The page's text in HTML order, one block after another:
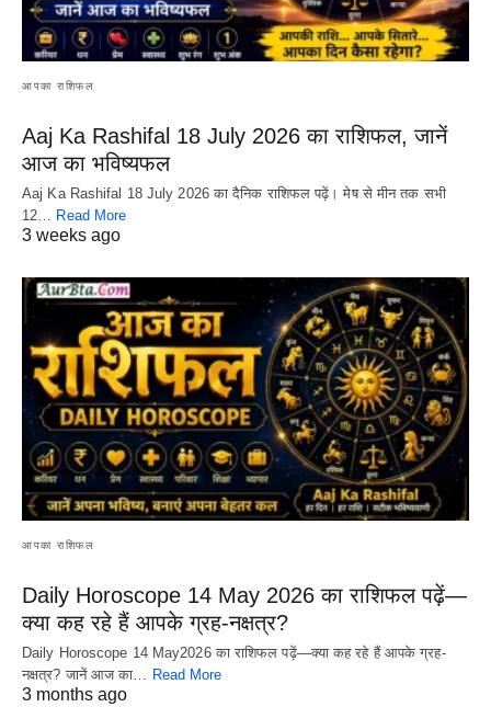
आपका राशिफल
Aaj Ka Rashifal 18 July 2026 का राशिफल, जानें
आज का भविष्यफल
Aaj Ka Rashifal 18 July 2026 का दैनिक राशिफल पढ़ें। मेष से मीन तक सभी
12… Read More
3 weeks ago
आपका राशिफल
Daily Horoscope 14 May 2026 का राशिफल पढ़ें—
क्या कह रहे हैं आपके ग्रह-नक्षत्र?
Daily Horoscope 14 May2026 का राशिफल पढ़ें—क्या कह रहे हैं आपके ग्रह-
नक्षत्र? जानें आज का…
Read More
3 months ago